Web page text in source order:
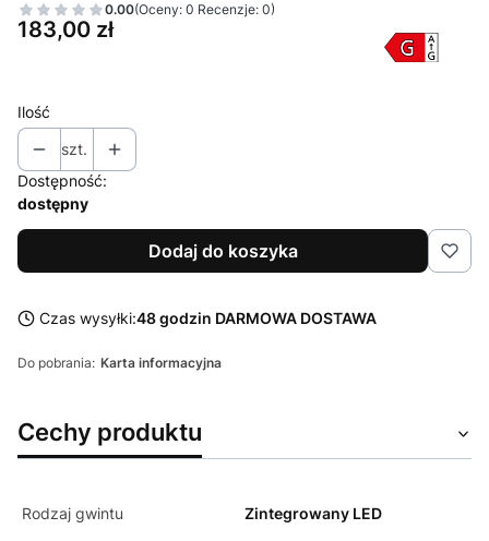
0.00(Oceny: 0 Recenzje: 0)
Cena
183,00 zł
Ilość
szt.
Dostępność:
dostępny
Dodaj do koszyka
Czas wysyłki:48 godzin DARMOWA DOSTAWA
Do pobrania: Karta informacyjna
Cechy produktu
Rodzaj gwintu Zintegrowany LED